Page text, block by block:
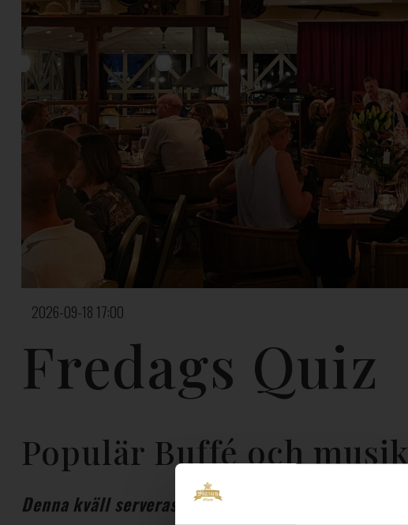
2026-09-18 17:00
Fredags Quiz
Populär Buffé och
Denna kväll serveras Tapastallrik med